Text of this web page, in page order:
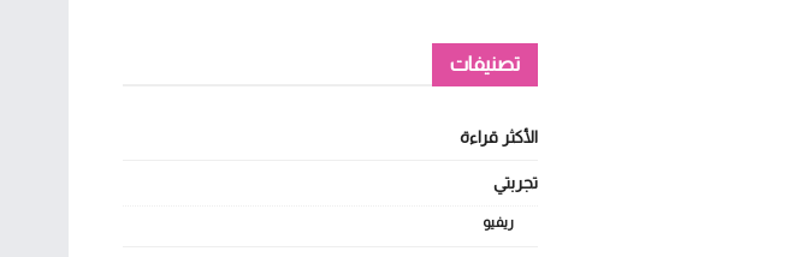
تصنيفات
الأكثر قراءة
تجربتي
ريفيو